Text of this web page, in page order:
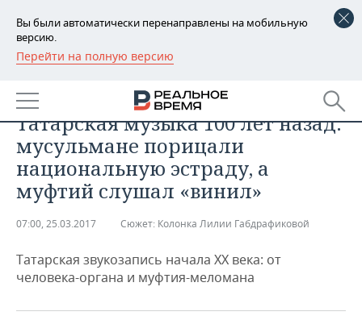
Вы были автоматически перенаправлены на мобильную
версию.
Перейти на полную версию
РЕГИОНЫ
БАШКОРТОСТАН
ТАТАРСТАН
УДМУРТИЯ
НОВОСТИ
АНАЛИТИКА
НОВОСТИ АНАЛИТИКИ
ДЕКЛАРАЦИИ О ДОХОДАХ
ВУЗЫ ТАТАРСТАНА
ЭКОНОМИКА
НОВОСТИ ЭКОНОМИКИ
БАНКИ
ПРОМЫШЛЕННОСТЬ
ПРОМЫШЛЕННОСТИ
НОВОСТИ НЕДВИЖИМОСТИ
АВТО
Татарская музыка 100 лет назад:
мусульмане порицали
национальную эстраду, а
муфтий слушал «винил»
07:00, 25.03.2017 Сюжет: Колонка Лилии Габдрафиковой
Татарская звукозапись начала XX века: от
человека-органа и муфтия-меломана